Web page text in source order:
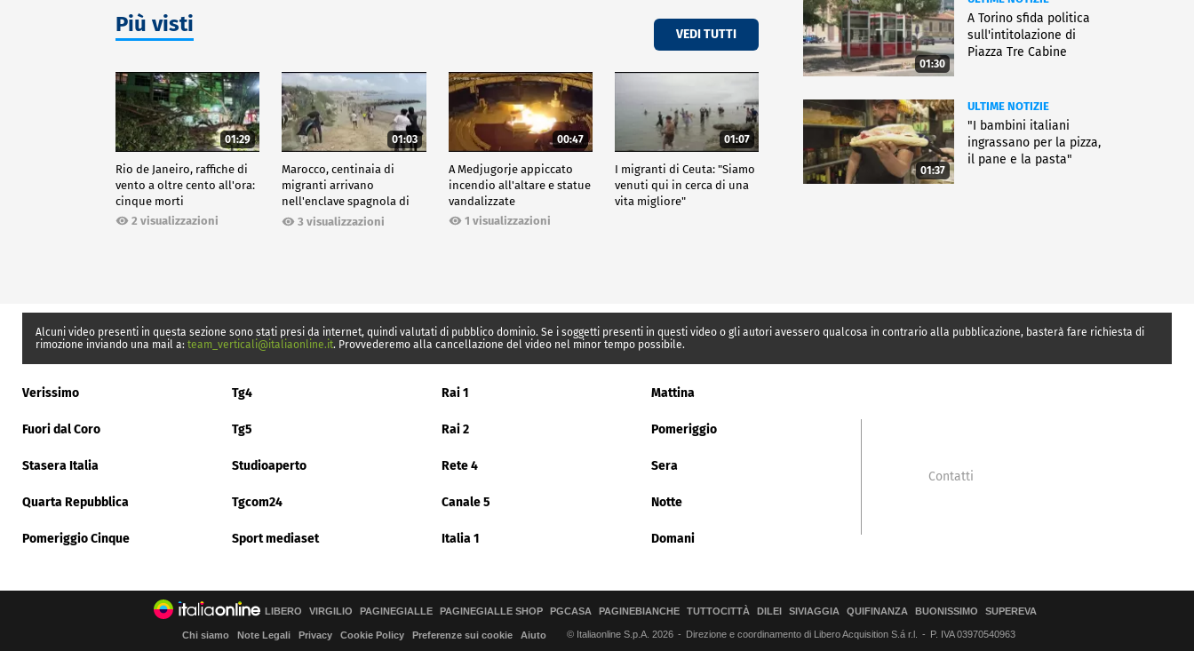
Più visti VEDI TUTTI
01:29
Rio de Janeiro, raffiche di
vento a oltre cento all'ora:
cinque morti
2 visualizzazioni
01:03
Marocco, centinaia di
migranti arrivano
nell'enclave spagnola di
Ceuta3 visualizzazioni
00:47
A Medjugorje appiccato
incendio all'altare e statue
vandalizzate
1 visualizzazioni
01:07
I migranti di Ceuta: "Siamo
venuti qui in cerca di una
vita migliore"
01:30
A Torino sfida politica
sull'intitolazione di
Piazza Tre Cabine
01:37
ULTIME NOTIZIE
"I bambini italiani
ingrassano per la pizza,
il pane e la pasta"
Alcuni video presenti in questa sezione sono stati presi da internet, quindi valutati di pubblico dominio. Se i soggetti presenti in questi video o gli autori avessero qualcosa in contrario alla pubblicazione, basterà fare richiesta di
rimozione inviando una mail a: team_verticali@italiaonline.it. Provvederemo alla cancellazione del video nel minor tempo possibile.
Verissimo Tg4 Rai 1 Mattina
Fuori dal Coro Tg5 Rai 2 Pomeriggio
Stasera Italia Studioaperto Rete 4 Sera
Quarta Repubblica Tgcom24 Canale 5 Notte
Pomeriggio Cinque Sport mediaset Italia 1 Domani
Contatti
LIBERO VIRGILIO PAGINEGIALLE PAGINEGIALLE SHOP PGCASA PAGINEBIANCHE TUTTOCITTÀ DILEI SIVIAGGIA QUIFINANZA BUONISSIMO SUPEREVA
Chi siamo Note Legali Privacy Cookie Policy Preferenze sui cookie Aiuto © Italiaonline S.p.A. 2026 Direzione e coordinamento di Libero Acquisition S.á r.l. P. IVA 03970540963